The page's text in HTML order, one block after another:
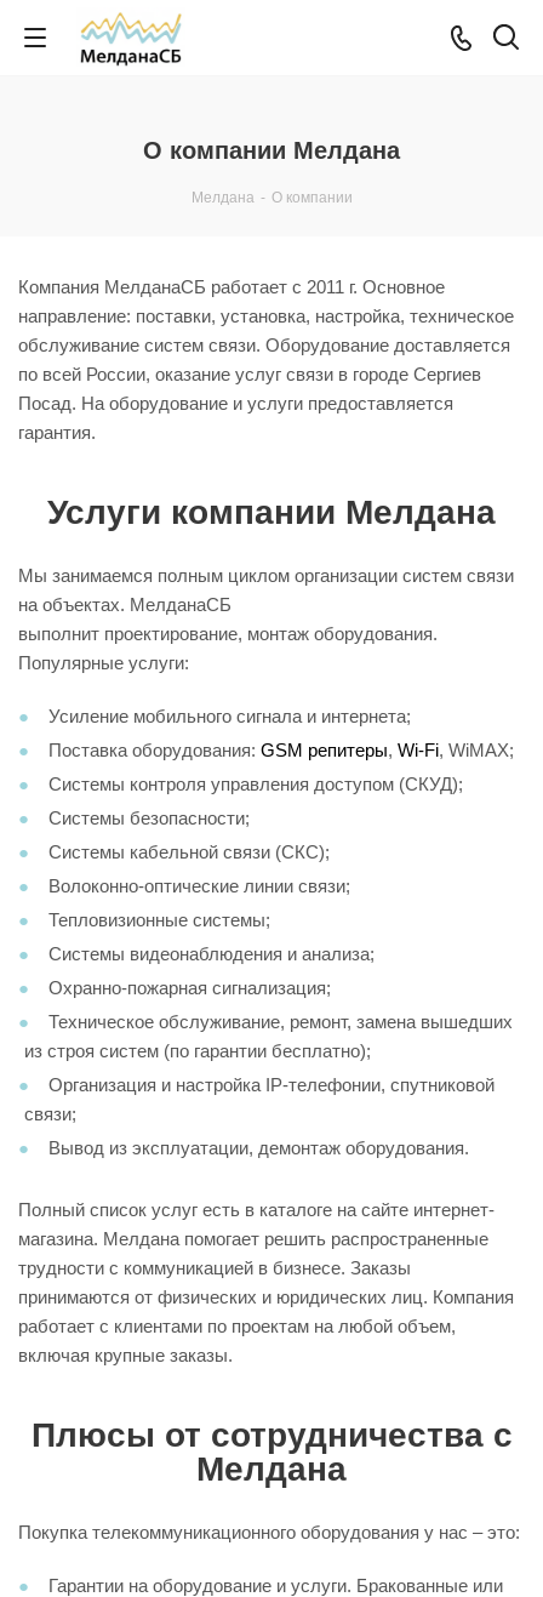
О компании Мелдана
Мелдана - О компании
Компания МелданаСБ работает с 2011 г. Основное
направление: поставки, установка, настройка, техническое
обслуживание систем связи. Оборудование доставляется
по всей России, оказание услуг связи в городе Сергиев
Посад. На оборудование и услуги предоставляется
гарантия.
Услуги компании Мелдана
Мы занимаемся полным циклом организации систем связи
на объектах. МелданаСБ
выполнит проектирование, монтаж оборудования.
Популярные услуги:
Усиление мобильного сигнала и интернета;
Поставка оборудования: GSM репитеры, Wi-Fi, WiMAX;
Системы контроля управления доступом (СКУД);
Системы безопасности;
Системы кабельной связи (СКС);
Волоконно-оптические линии связи;
Тепловизионные системы;
Системы видеонаблюдения и анализа;
Охранно-пожарная сигнализация;
Техническое обслуживание, ремонт, замена вышедших
из строя систем (по гарантии бесплатно);
Организация и настройка IP-телефонии, спутниковой
связи;
Вывод из эксплуатации, демонтаж оборудования.
Полный список услуг есть в каталоге на сайте интернет-
магазина. Мелдана помогает решить распространенные
трудности с коммуникацией в бизнесе. Заказы
принимаются от физических и юридических лиц. Компания
работает с клиентами по проектам на любой объем,
включая крупные заказы.
Плюсы от сотрудничества с
Мелдана
Покупка телекоммуникационного оборудования у нас – это:
Гарантии на оборудование и услуги. Бракованные или